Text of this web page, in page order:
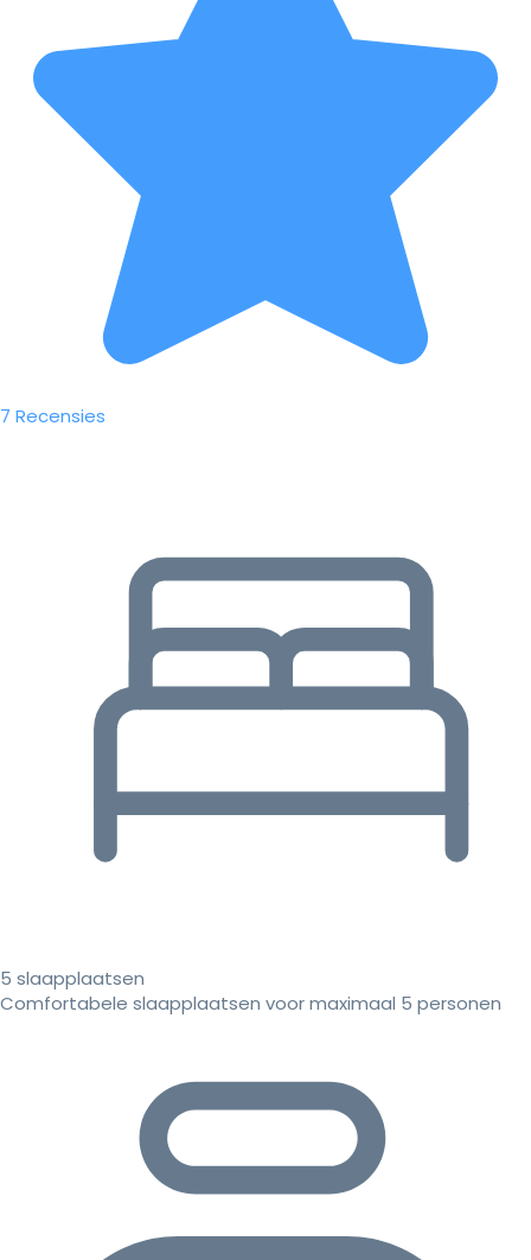
7 Recensies
5 slaapplaatsen
Comfortabele slaapplaatsen voor maximaal 5 personen